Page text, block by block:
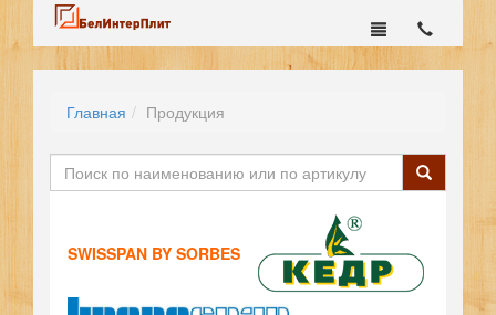
Главная Продукция
SWISSPAN BY SORBES